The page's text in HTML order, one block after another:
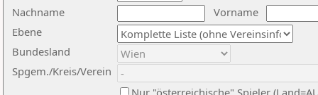
Nachname
Vorname
Ebene
Bundesland
Spgem./Kreis/Verein
Nur "österreichische" Spieler